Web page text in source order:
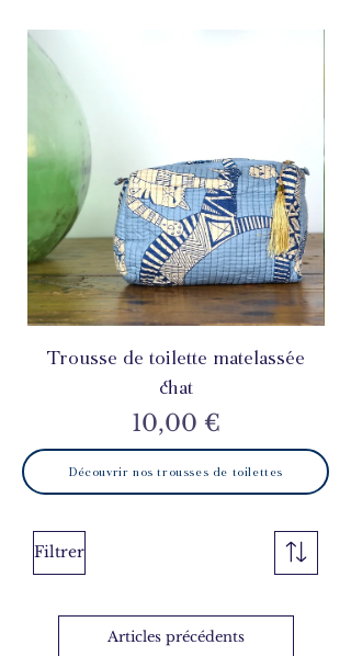
Trousse de toilette matelassée
chat
Prix
10,00 €
Découvrir nos trousses de toilettes
Filtrer
Articles précédents